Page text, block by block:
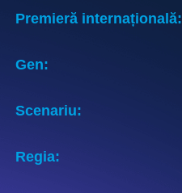
Premieră internațională:
Gen:
Scenariu:
Regia: